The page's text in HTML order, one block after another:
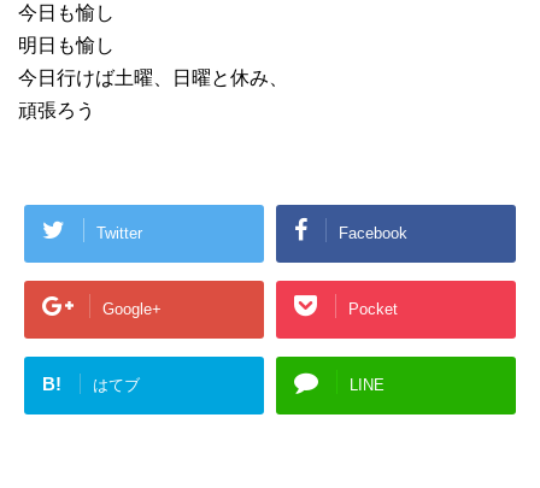
今日も愉し
明日も愉し
今日行けば土曜、日曜と休み、
頑張ろう
Twitter Facebook
Google+ Pocket
B! はてブ LINE